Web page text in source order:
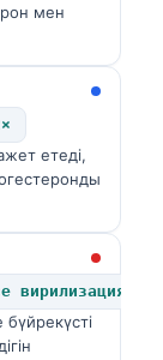
мен
етеді,